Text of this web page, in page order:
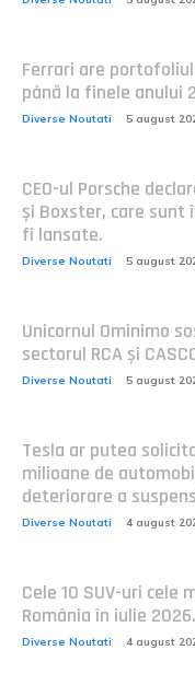
Ferrari are
până la finele anului
Diverse Noutati 5 august
CEO-ul Porsche
și Boxster, care sunt
fi lansate.
Diverse Noutati 5 august
Unicornul Ominimo
sectorul RCA și
Diverse Noutati 5 august
Tesla ar putea
milioane de
deteriorare a
Diverse Noutati 4 august
Cele 10 SUV-uri
România în iulie
Diverse Noutati 4 august